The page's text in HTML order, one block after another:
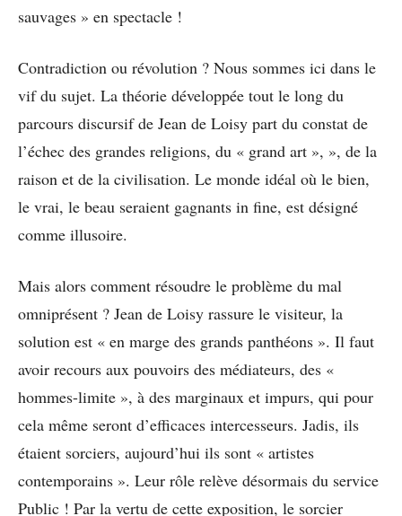
sauvages » en spectacle !
Contradiction ou révolution ? Nous sommes ici dans le
vif du sujet. La théorie développée tout le long du
parcours discursif de Jean de Loisy part du constat de
l’échec des grandes religions, du « grand art », », de la
raison et de la civilisation. Le monde idéal où le bien,
le vrai, le beau seraient gagnants in fine, est désigné
comme illusoire.
Mais alors comment résoudre le problème du mal
omniprésent ? Jean de Loisy rassure le visiteur, la
solution est « en marge des grands panthéons ». Il faut
avoir recours aux pouvoirs des médiateurs, des «
hommes-limite », à des marginaux et impurs, qui pour
cela même seront d’efficaces intercesseurs. Jadis, ils
étaient sorciers, aujourd’hui ils sont « artistes
contemporains ». Leur rôle relève désormais du service
Public ! Par la vertu de cette exposition, le sorcier